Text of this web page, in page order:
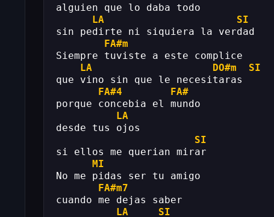
alguien que lo daba todo
LA
SI
sin pedirte ni siquiera la verdad
FA#m
Siempre tuviste a este complice
LA
DO#m
SI
que vino sin que le necesitaras
FA#4
FA#
porque concebia el mundo
LA
desde tus ojos
SI
si ellos me querian mirar
MI
No me pidas ser tu amigo
FA#m7
cuando me dejas saber
LA
SI